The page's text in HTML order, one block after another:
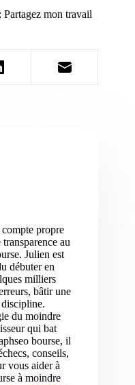
mon travail
propre
au
Julien est
débuter en
milliers
bâtir une
du moindre
qui bat
bourse, il
conseils,
vous aider à
à moindre